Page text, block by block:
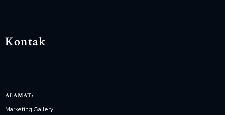
Kontak
ALAMAT:
Marketing Gallery